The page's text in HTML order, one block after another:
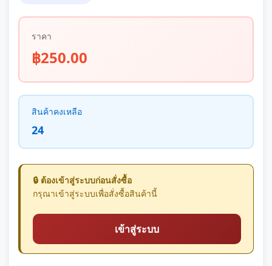
ราคา
฿250.00
สินค้าคงเหลือ
24
🔒 ต้องเข้าสู่ระบบก่อนสั่งซื้อ
กรุณาเข้าสู่ระบบเพื่อสั่งซื้อสินค้านี้
เข้าสู่ระบบ